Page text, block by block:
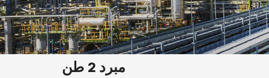
مبرد 2 طن